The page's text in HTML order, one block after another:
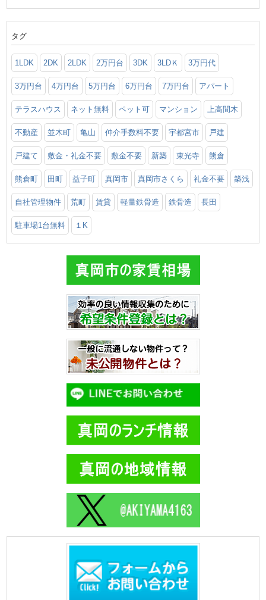
タグ
1LDK 2DK 2LDK 2万円台 3DK 3LDＫ 3万円代
3万円台 4万円台 5万円台 6万円台 7万円台 アパート
テラスハウス ネット無料 ペット可 マンション 上高間木
不動産 並木町 亀山 仲介手数料不要 宇都宮市 戸建
戸建て 敷金・礼金不要 敷金不要 新築 東光寺 熊倉
熊倉町 田町 益子町 真岡市 真岡市さくら 礼金不要 築浅
自社管理物件 荒町 賃貸 軽量鉄骨造 鉄骨造 長田
駐車場1台無料 １K